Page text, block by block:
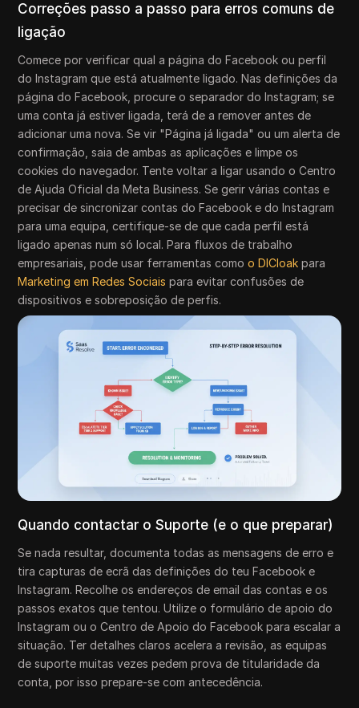
Correções passo a passo para erros comuns de
ligação
Comece por verificar qual a página do Facebook ou perfil
do Instagram que está atualmente ligado. Nas definições da
página do Facebook, procure o separador do Instagram; se
uma conta já estiver ligada, terá de a remover antes de
adicionar uma nova. Se vir "Página já ligada" ou um alerta de
confirmação, saia de ambas as aplicações e limpe os
cookies do navegador. Tente voltar a ligar usando o Centro
de Ajuda Oficial da Meta Business. Se gerir várias contas e
precisar de sincronizar contas do Facebook e do Instagram
para uma equipa, certifique-se de que cada perfil está
ligado apenas num só local. Para fluxos de trabalho
empresariais, pode usar ferramentas comoo DICloak para
Marketing em Redes Sociais para evitar confusões de
dispositivos e sobreposição de perfis.
Quando contactar o Suporte (e o que preparar)
Se nada resultar, documenta todas as mensagens de erro e
tira capturas de ecrã das definições do teu Facebook e
Instagram. Recolhe os endereços de email das contas e os
passos exatos que tentou. Utilize o formulário de apoio do
Instagram ou o Centro de Apoio do Facebook para escalar a
situação. Ter detalhes claros acelera a revisão, as equipas
de suporte muitas vezes pedem prova de titularidade da
conta, por isso prepare-se com antecedência.